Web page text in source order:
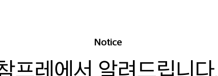
Notice
프레에서 알려드립니다.